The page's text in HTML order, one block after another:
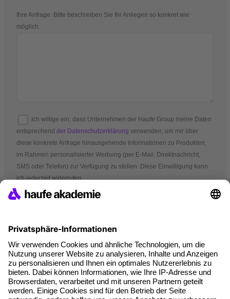
Ihre Anfrage: Bitte beschreiben Sie Ihr Anliegen so konkret wie
möglich.
Ich willige ein, dass Unternehmen der Haufe Group meine Daten
entsprechend der Datenschutzerklärung verwenden, um mir über
diese konkrete Anfrage hinausgehende Informationen zu Produkten,
im Rahmen personalisierter Werbung (per E-Mail, Direktnachricht,
SMS oder Telefon) zur Verfügung zu stellen. Diese Einwilligung kann
ich jederzeit widerrufen.
*Pflichtfelder
AGB